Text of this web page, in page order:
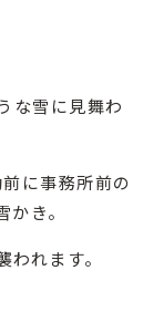
な雪に見舞わ
に事務所前の
き。
れます。